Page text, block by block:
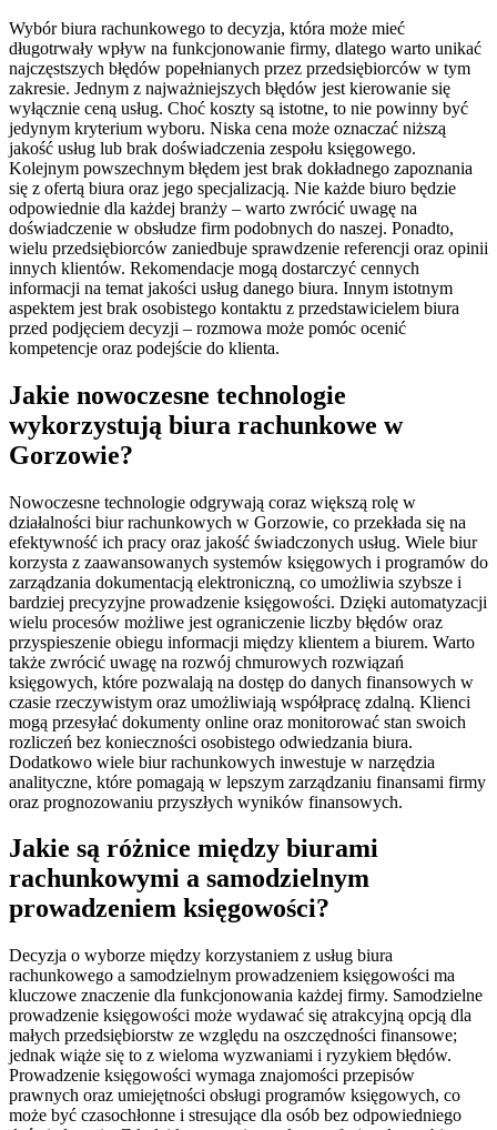
Wybór biura rachunkowego to decyzja, która może mieć
długotrwały wpływ na funkcjonowanie firmy, dlatego warto unikać
najczęstszych błędów popełnianych przez przedsiębiorców w tym
zakresie. Jednym z najważniejszych błędów jest kierowanie się
wyłącznie ceną usług. Choć koszty są istotne, to nie powinny być
jedynym kryterium wyboru. Niska cena może oznaczać niższą
jakość usług lub brak doświadczenia zespołu księgowego.
Kolejnym powszechnym błędem jest brak dokładnego zapoznania
się z ofertą biura oraz jego specjalizacją. Nie każde biuro będzie
odpowiednie dla każdej branży – warto zwrócić uwagę na
doświadczenie w obsłudze firm podobnych do naszej. Ponadto,
wielu przedsiębiorców zaniedbuje sprawdzenie referencji oraz opinii
innych klientów. Rekomendacje mogą dostarczyć cennych
informacji na temat jakości usług danego biura. Innym istotnym
aspektem jest brak osobistego kontaktu z przedstawicielem biura
przed podjęciem decyzji – rozmowa może pomóc ocenić
kompetencje oraz podejście do klienta.
Jakie nowoczesne technologie
wykorzystują biura rachunkowe w
Gorzowie?
Nowoczesne technologie odgrywają coraz większą rolę w
działalności biur rachunkowych w Gorzowie, co przekłada się na
efektywność ich pracy oraz jakość świadczonych usług. Wiele biur
korzysta z zaawansowanych systemów księgowych i programów do
zarządzania dokumentacją elektroniczną, co umożliwia szybsze i
bardziej precyzyjne prowadzenie księgowości. Dzięki automatyzacji
wielu procesów możliwe jest ograniczenie liczby błędów oraz
przyspieszenie obiegu informacji między klientem a biurem. Warto
także zwrócić uwagę na rozwój chmurowych rozwiązań
księgowych, które pozwalają na dostęp do danych finansowych w
czasie rzeczywistym oraz umożliwiają współpracę zdalną. Klienci
mogą przesyłać dokumenty online oraz monitorować stan swoich
rozliczeń bez konieczności osobistego odwiedzania biura.
Dodatkowo wiele biur rachunkowych inwestuje w narzędzia
analityczne, które pomagają w lepszym zarządzaniu finansami firmy
oraz prognozowaniu przyszłych wyników finansowych.
Jakie są różnice między biurami
rachunkowymi a samodzielnym
prowadzeniem księgowości?
Decyzja o wyborze między korzystaniem z usług biura
rachunkowego a samodzielnym prowadzeniem księgowości ma
kluczowe znaczenie dla funkcjonowania każdej firmy. Samodzielne
prowadzenie księgowości może wydawać się atrakcyjną opcją dla
małych przedsiębiorstw ze względu na oszczędności finansowe;
jednak wiąże się to z wieloma wyzwaniami i ryzykiem błędów.
Prowadzenie księgowości wymaga znajomości przepisów
prawnych oraz umiejętności obsługi programów księgowych, co
może być czasochłonne i stresujące dla osób bez odpowiedniego